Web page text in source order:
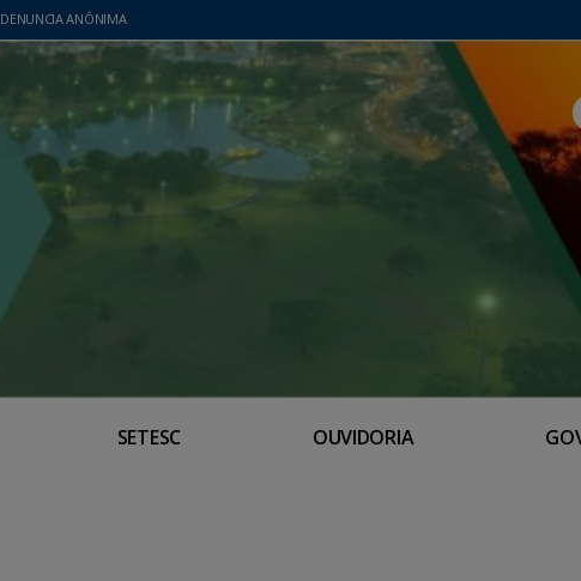
DENUNCIA ANÔNIMA
SETESC OUVIDORIA